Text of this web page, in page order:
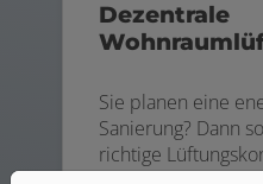
Dezentrale
Sie planen eine
Sanierung? Dann
richtige